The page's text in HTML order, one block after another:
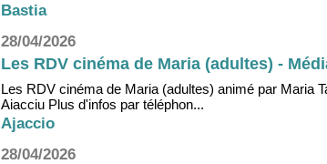
Bastia
28/04/2026
Les RDV cinéma de Maria (adultes) -
Les RDV cinéma de Maria (adultes) animé par Maria
Aiacciu Plus d'infos par téléphon...
Ajaccio
28/04/2026